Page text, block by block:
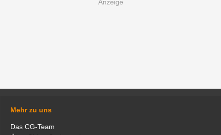
Mehr zu uns
Das CG-Team